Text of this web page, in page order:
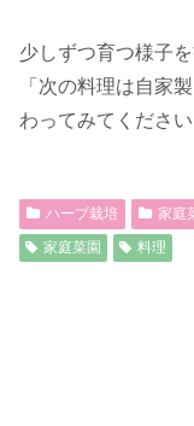
少しずつ育つ様子を
「次の料理は自家
わってみてください
ハーブ栽培 家庭
家庭菜園
料理